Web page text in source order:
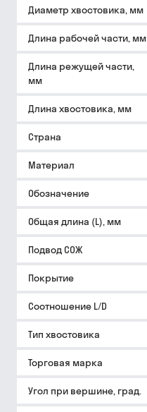
Диаметр хвостовика, мм
Длина рабочей части, мм
Длина режущей части,
мм
Длина хвостовика, мм
Страна
Материал
Обозначение
Общая длина (L), мм
Подвод СОЖ
Покрытие
Соотношение L/D
Тип хвостовика
Торговая марка
Угол при вершине, град.